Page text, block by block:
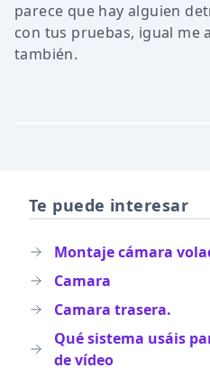
parece que hay alguien
con tus pruebas, igual me
también.
Te puede interesar
Montaje cámara
Camara
Camara trasera.
Qué sistema usáis
de vídeo